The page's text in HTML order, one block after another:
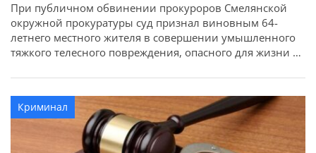
При публичном обвинении прокуроров Смелянской
окружной прокуратуры суд признал виновным 64-
летнего местного жителя в совершении умышленного
тяжкого телесного повреждения, опасного для жизни в
сообщает Черкасская областная прокуратура. Судом
установлено, что ночью 24 декабря 2024 года, находясь
в своем доме, обвиняемый во время внезапной ссоры
Криминал